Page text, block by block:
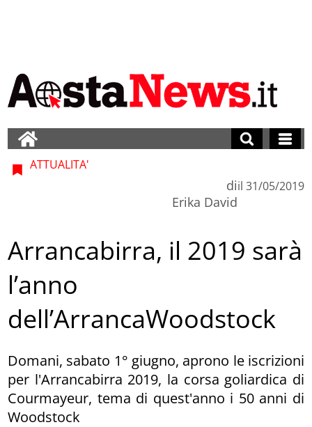
ATTUALITA'
di
Erika David
il 31/05/2019
Arrancabirra, il 2019 sarà
l’anno
dell’ArrancaWoodstock
Domani, sabato 1° giugno, aprono le iscrizioni
per l'Arrancabirra 2019, la corsa goliardica di
Courmayeur, tema di quest'anno i 50 anni di
Woodstock